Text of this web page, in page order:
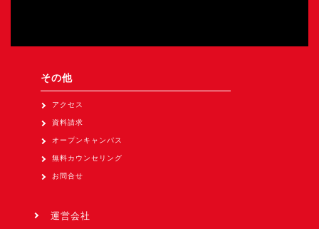
その他
アクセス
資料請求
オープンキャンパス
無料カウンセリング
お問合せ
運営会社